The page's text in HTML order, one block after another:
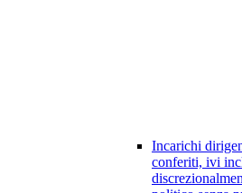
Incarichi
conferiti, ivi